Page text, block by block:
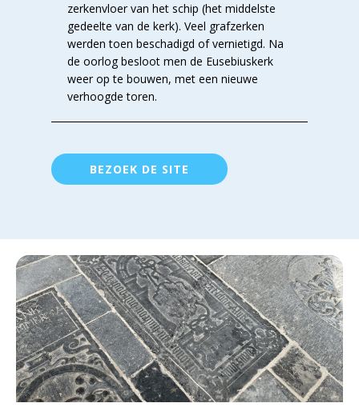
zerkenvloer van het schip (het middelste
gedeelte van de kerk). Veel grafzerken
werden toen beschadigd of vernietigd. Na
de oorlog besloot men de Eusebiuskerk
weer op te bouwen, met een nieuwe
verhoogde toren.
BEZOEK DE SITE